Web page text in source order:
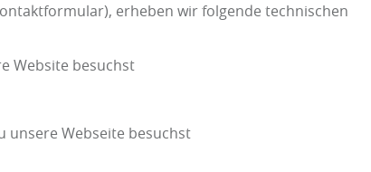
erheben wir folgende technischen
Website besuchst
unsere Webseite besuchst